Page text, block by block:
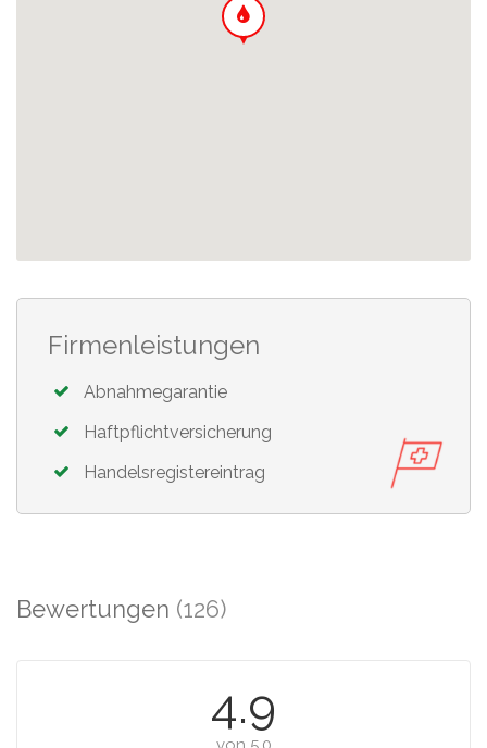
Firmenleistungen
Abnahmegarantie
Haftpflichtversicherung
Handelsregistereintrag
Bewertungen (126)
4.9